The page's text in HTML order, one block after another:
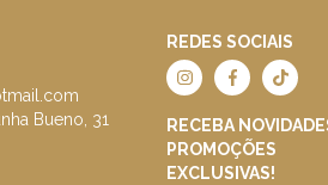
Bueno, 31
REDES SOCIAIS
RECEBA
PROMOÇÕES
EXCLUSIVAS!